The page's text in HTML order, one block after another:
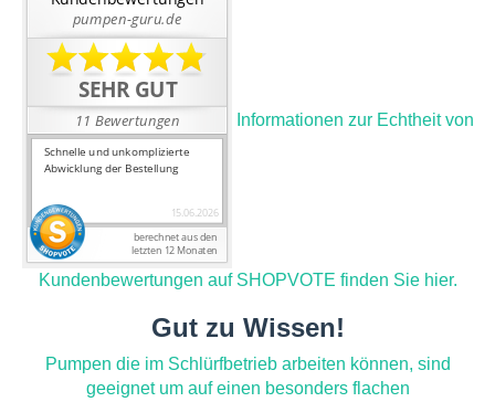
Informationen zur Echtheit von
Kundenbewertungen auf SHOPVOTE finden Sie hier.
Gut zu Wissen!
Pumpen die im Schlürfbetrieb arbeiten können, sind
geeignet um auf einen besonders flachen